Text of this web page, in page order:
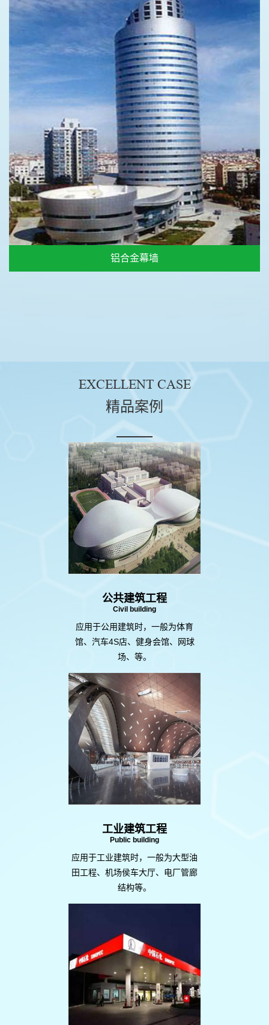
铝合金幕墙
EXCELLENT CASE
精品案例
公共建筑工程
Civil building
应用于公用建筑时，一般为体育
馆、汽车4S店、健身会馆、网球
场、等。
工业建筑工程
Public building
应用于工业建筑时，一般为大型油
田工程、机场侯车大厅、电厂管廊
结构等。